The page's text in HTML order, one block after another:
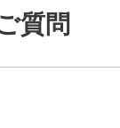
質問